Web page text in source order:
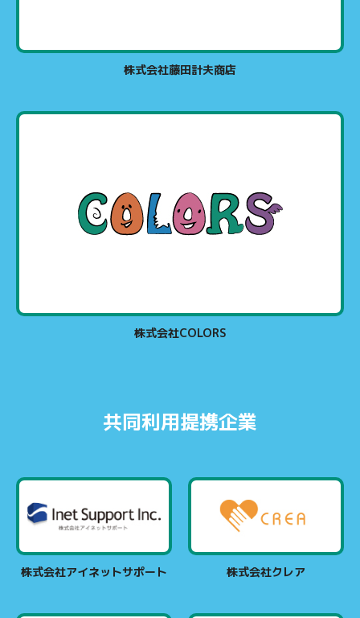
株式会社藤田計夫商店
株式会社COLORS
共同利用提携企業
株式会社アイネットサポート 株式会社クレア